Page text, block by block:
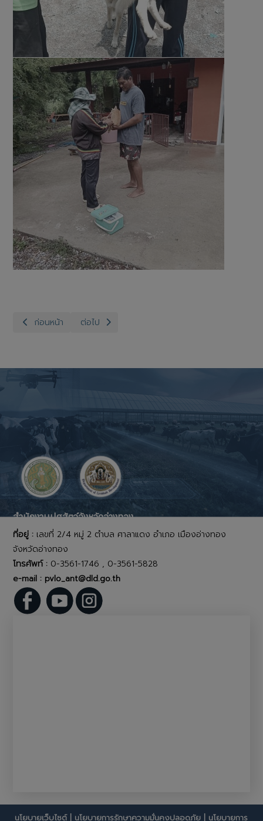
เนื้อหาก่อนหน้า: สำนักงานปศุสัตว์จังหวัดอ่างทอง กลุ่มพัฒนาสุขภา
ก่อนหน้า เนื้อหาถัดไป: สำนักงานปศุสัตว์จังหวัดอ่างทอง กลุ่
ต่อไป
สำนักงานปศุสัตว์จังหวัดอ่างทอง
ที่อยู่ : เลขที่ 2/4 หมู่ 2 ตำบล ศาลาแดง อำเภอ เมืองอ่างทอง
จังหวัดอ่างทอง
โทรศัพท์ : 0-3561-1746 , 0-3561-5828
e-mail : pvlo_ant@dld.go.th
นโยบายเว็บไซต์| นโยบายการรักษาความมั่นคงปลอดภัย นโยบายการ